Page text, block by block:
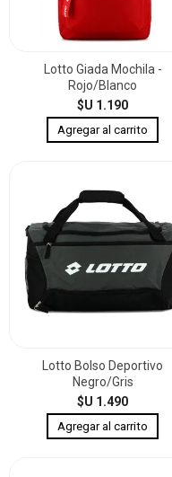
Lotto Giada Mochila -
Rojo/Blanco
$U 1.190
Lotto Bolso Deportivo
Negro/Gris
$U 1.490